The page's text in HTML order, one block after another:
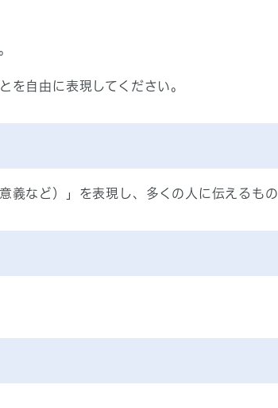
を自由に表現してください。
義など）」を表現し、多くの人に伝えるもの